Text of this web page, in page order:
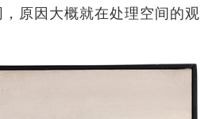
原因大概就在处理空间的观